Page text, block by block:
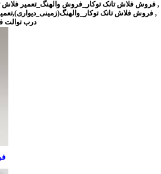
,فروش فلاش تانک توکار_فروش والهنگ_تعمیر فلاش
,فروش فلاش تانک
درب توالت